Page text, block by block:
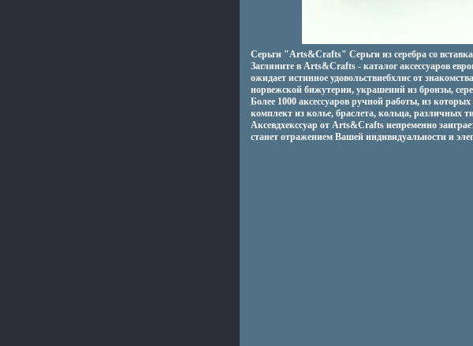
Серьги "Arts&Crafts" Серьги из серебра со
Загляните в Arts&Crafts - каталог аксессуаров
ожидает истинное удовольствиебхлис от
норвежской бижутерии, украшений из бронзы,
Более 1000 аксессуаров ручной работы, из
комплект из колье, браслета, кольца, различных
Аксевдхекссуар от Arts&Crafts непременно
станет отражением Вашей индивидуальности и